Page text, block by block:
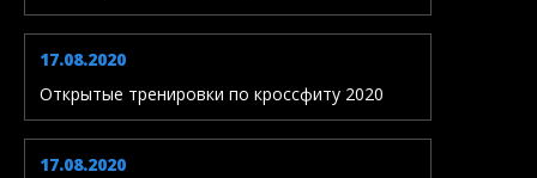
17.08.2020
Открытые тренировки по кроссфиту 2020
17.08.2020